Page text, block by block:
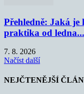
Přehledně: Jaká je
praktika od ledna...
7. 8. 2026
Načíst další
NEJČTENĚJŠÍ